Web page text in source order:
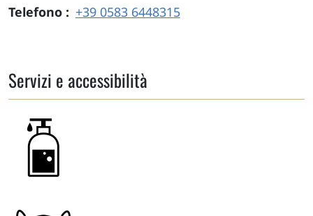
Telefono
+39 0583 6448315
Servizi e accessibilità